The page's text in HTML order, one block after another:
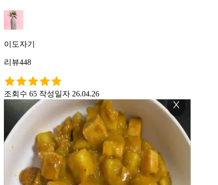
이도자기
리뷰448
조회수 65 작성일자 26.04.26